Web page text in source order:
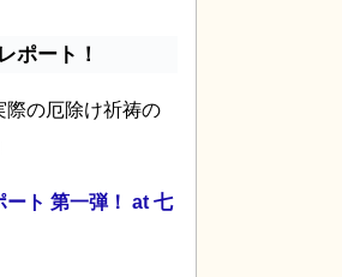
ポート！
際の厄除け祈祷の
ート 第一弾！ at 七